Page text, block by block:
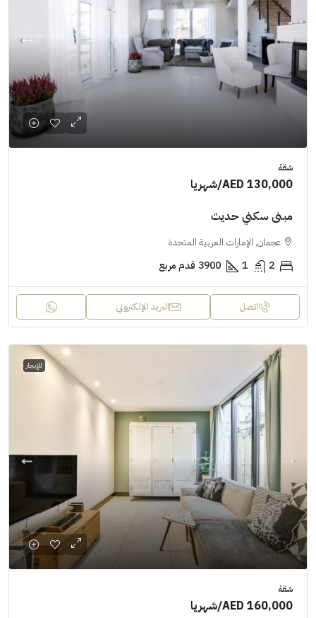
شقة
AED 130,000/شهريا
مبنى سكني حديث
عجمان, الإمارات العربية المتحدة
2
1
3900 قدم مربع
اتصل البريد الإلكتروني
للإيجار
شقة
AED 160,000/شهريا